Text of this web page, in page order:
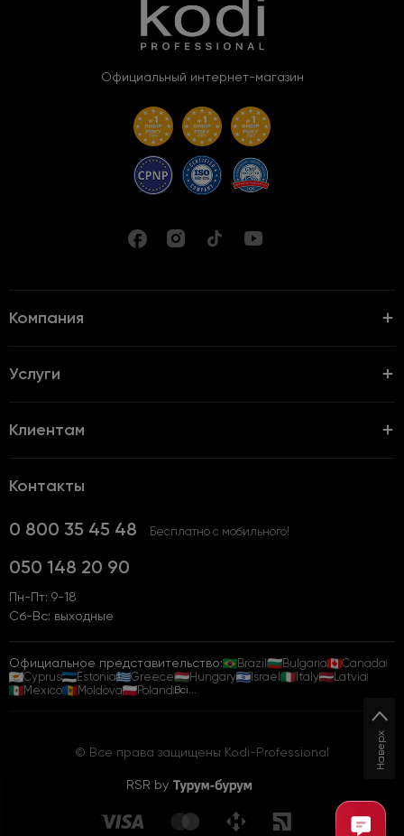
Официальный интернет-магазин
Компания
Услуги
Клиентам
Контакты
0 800 35 45 48 Бесплатно с мобильного!
050 148 20 90
Пн-Пт: 9-18
Сб-Вс: выходные
Официальное представительство: Brazil Bulgaria
Canada
Cyprus
Estonia Greece Hungary Israel Italy
Latvia
Mexico
Moldova PolandВсі...
© Все права защищены Kodi-Professional
RSR by
Наверх